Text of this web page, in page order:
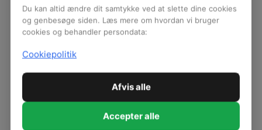
Inspiration og metoder
Inspiration: Fremtidens arbejdsmiljø til debat
'På forkant' i den psykiske arbejdsmiljøindsats
arbejde, der skal sikre høj medarbejdertrivsel på
arbejdspladsen.
Du kan altid ændre dit samtykke ved at slette dine cookies
og genbesøge siden. Læs mere om hvordan vi bruger
cookies og behandler persondata:
Cookiepolitik
Afvis alle
Accepter alle